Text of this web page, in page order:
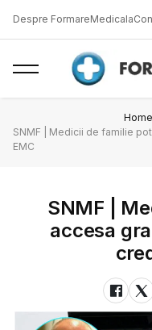
Despre FormareMedicala
Home
SNMF | Medicii de familie
EMC
SNMF |
accesa